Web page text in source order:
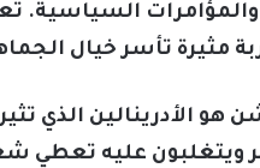
السياسية.
مثيرة تأسر خيال
هو الأدرينالين
ويتغلبون عليه تعطي